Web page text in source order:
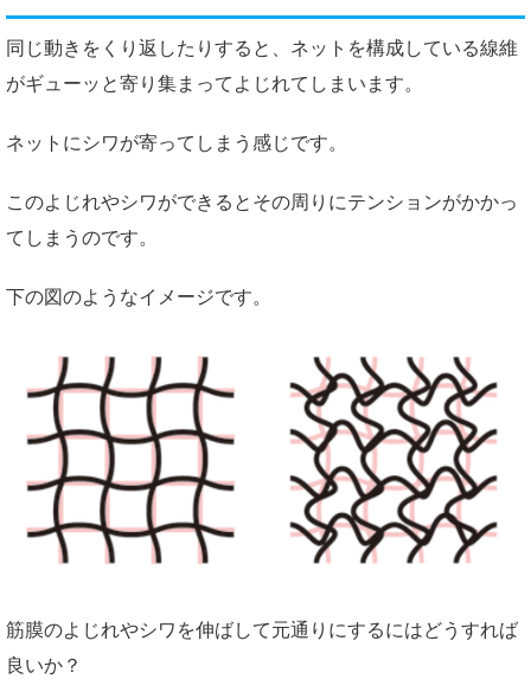
同じ動きをくり返したりすると、ネットを構成している線維
がギューッと寄り集まってよじれてしまいます。
ネットにシワが寄ってしまう感じです。
このよじれやシワができるとその周りにテンションがかかっ
てしまうのです。
下の図のようなイメージです。
筋膜のよじれやシワを伸ばして元通りにするにはどうすれば
良いか？